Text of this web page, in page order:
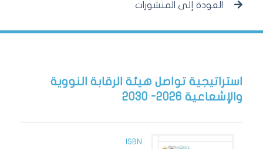
العودة إلى المنشورات
استراتيجية تواصل هيئة الرقابة النووية
والإشعاعية 2026- 2030
ISBN